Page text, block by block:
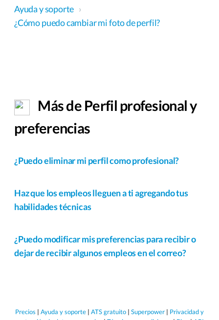
Ayuda y soporte ›
¿Cómo puedo cambiar mi foto de perfil?
Más de Perfil profesional y
preferencias
¿Puedo eliminar mi perfil como profesional?
Haz que los empleos lleguen a ti agregando tus
habilidades técnicas
¿Puedo modificar mis preferencias para recibir o
dejar de recibir algunos empleos en el correo?
Precios | Ayuda y soporte | ATS gratuito | Superpower | Privacidad y